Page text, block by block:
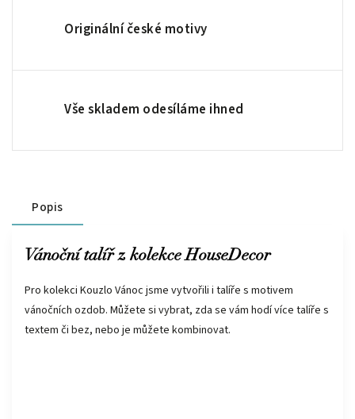
Originální české motivy
Vše skladem odesíláme ihned
Popis
Vánoční talíř z kolekce HouseDecor
Pro kolekci Kouzlo Vánoc jsme vytvořili i talíře s motivem
vánočních ozdob. Můžete si vybrat, zda se vám hodí více talíře s
textem či bez, nebo je můžete kombinovat.